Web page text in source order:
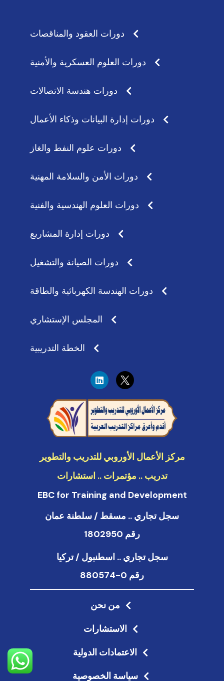
a
m
دورات العقود والمناقصات
دورات العلوم العسكرية والأمنية
دورات هندسة الاتصالات
دورات إدارة البيانات وذكاء الأعمال
دورات علوم النفط والغاز
دورات الأمن والسلامة المهنية
دورات العلوم الهندسية والفنية
دورات إدارة المشاريع
دورات الصيانة والتشغيل
دورات الهندسة الكهربائية والطاقة
المجلس الإستشاري
الخطة التدريبية
L
i
k
e
d
i
n
مركز الأعمال الأوروبي للتدريب والتطوير
تدريب .. مؤتمرات .. استشارات
EBC for Training and Development
سجل تجاري .. مسقط / سلطنة عمان
رقم 1802950
سجل تجاري .. اسطنبول / تركيا
رقم 0-880574
من نحن
الاستشارات
الاعتمادات الدولية
سياسة الخصوصية